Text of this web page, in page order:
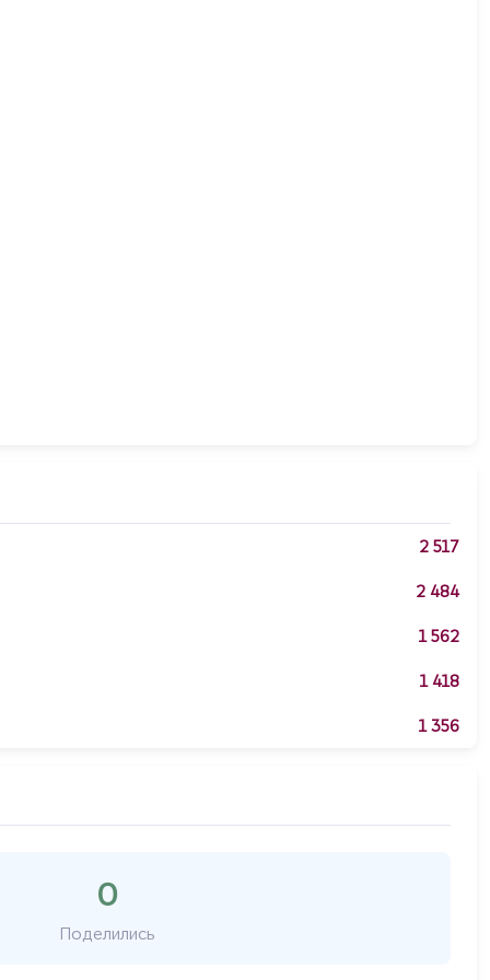
2 517
2 484
1 562
1 418
1 356
0
Поделились